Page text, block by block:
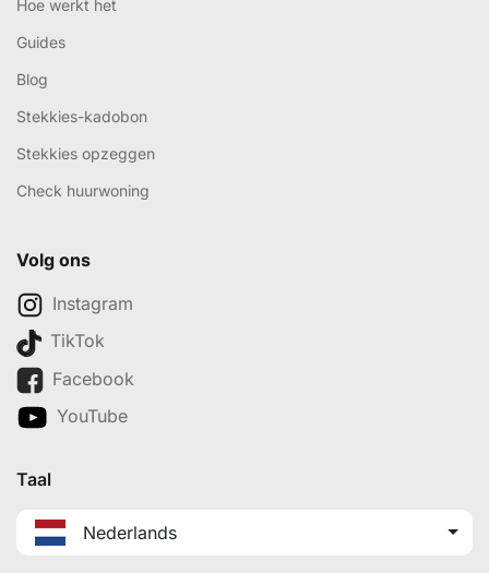
Hoe werkt het
Guides
Blog
Stekkies-kadobon
Stekkies opzeggen
Check huurwoning
Volg ons
Instagram
TikTok
Facebook
YouTube
Taal
Nederlands